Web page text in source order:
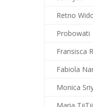
Retno
Probowati
Fransisca
Fabiola
Monica
Maria